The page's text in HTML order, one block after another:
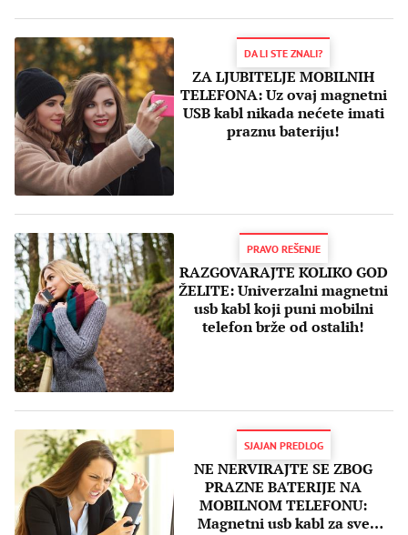
DA LI STE ZNALI?
ZA LJUBITELJE MOBILNIH
TELEFONA: Uz ovaj magnetni
USB kabl nikada nećete imati
praznu bateriju!
PRAVO REŠENJE
RAZGOVARAJTE KOLIKO GOD
ŽELITE: Univerzalni magnetni
usb kabl koji puni mobilni
telefon brže od ostalih!
SJAJAN PREDLOG
NE NERVIRAJTE SE ZBOG
PRAZNE BATERIJE NA
MOBILNOM TELEFONU:
Magnetni usb kabl za sve